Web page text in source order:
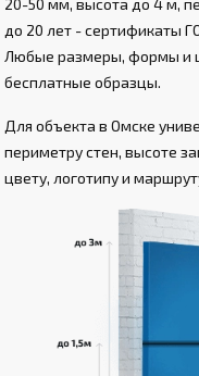
20-50 мм, высота до 4 м,
до 20 лет - сертификаты
Любые размеры, формы и
бесплатные образцы.
Для объекта в Омске
периметру стен, высоте
цвету, логотипу и